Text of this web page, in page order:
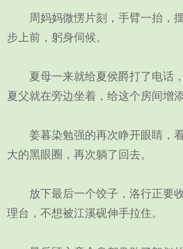
周妈妈微愣片刻，手臂一抬，摆
步上前，躬身伺候。
夏母一来就给夏侯爵打了电话，
夏父就在旁边坐着，给这个房间增
姜暮染勉强的再次睁开眼睛，看
大的黑眼圈，再次躺了回去。
放下最后一个饺子，洛行正要收
理台，不想被江溪砚伸手拉住。